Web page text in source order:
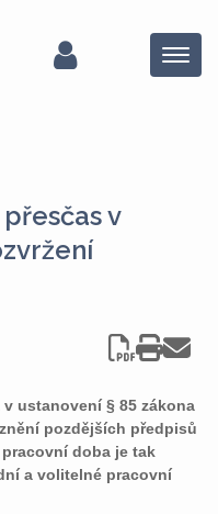
Menu
v
ustanovení § 85 zákona
pozdějších předpisů
pracovní doba je tak
a volitelné pracovní